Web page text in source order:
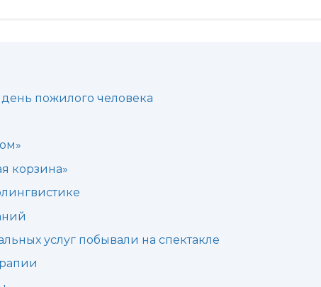
пожилого человека
корзина»
услуг побывали на спектакле